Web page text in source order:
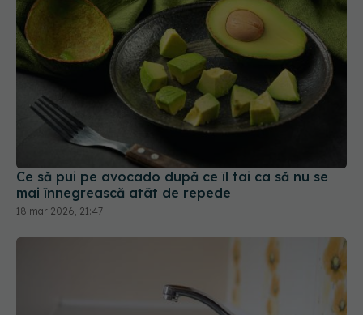
Ce să pui pe avocado după ce îl tai ca să nu se
mai înnegrească atât de repede
18 mar 2026, 21:47